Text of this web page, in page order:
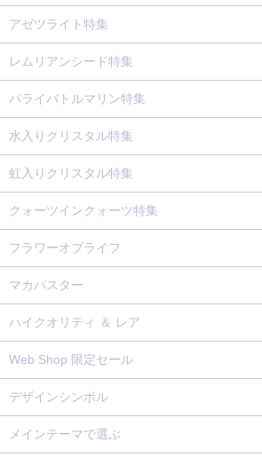
アゼツライト特集
レムリアンシード特集
パライバトルマリン特集
水入りクリスタル特集
虹入りクリスタル特集
クォーツインクォーツ特集
フラワーオブライフ
マカバスター
ハイクオリティ ＆ レア
Web Shop 限定セール
デザインシンボル
メインテーマで選ぶ